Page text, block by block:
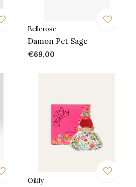
Bellerose
Damon Pet Sage
€69,00
Oilily